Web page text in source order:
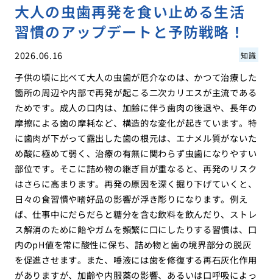
大人の虫歯再発を食い止める生活
習慣のアップデートと予防戦略！
2026.06.16 知識
子供の頃に比べて大人の虫歯が厄介なのは、かつて治療した
箇所の周辺や内部で再発が起こる二次カリエスが主流である
ためです。成人の口内は、加齢に伴う歯肉の後退や、長年の
摩擦による歯の摩耗など、構造的な変化が起きています。特
に歯肉が下がって露出した歯の根元は、エナメル質がないた
め酸に極めて弱く、治療の有無に関わらず虫歯になりやすい
部位です。そこに詰め物の継ぎ目が重なると、再発のリスク
はさらに高まります。再発の原因を深く掘り下げていくと、
日々の食習慣や嗜好品の影響が浮き彫りになります。例え
ば、仕事中にだらだらと糖分を含む飲料を飲んだり、ストレ
ス解消のために飴やガムを頻繁に口にしたりする習慣は、口
内のpH値を常に酸性に保ち、詰め物と歯の境界部分の脱灰
を促進させます。また、唾液には歯を修復する再石灰化作用
がありますが、加齢や内服薬の影響、あるいは口呼吸によっ